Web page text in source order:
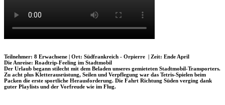
Teilnehmer: 8 Erwachsene | Ort: Südfrankreich - Orpierre | Zeit: Ende April
Die Anreise: Roadtrip-Feeling im Stadtmobil
Der Urlaub begann stilecht mit dem Beladen unseres gemieteten Stadtmobil-Transporters.
Zu acht plus Kletterausrüstung, Seilen und Verpflegung war das Tetris-Spielen beim
Packen die erste sportliche Herausforderung. Die Fahrt Richtung Süden verging dank
guter Playlists und der Vorfreude wie im Flug.